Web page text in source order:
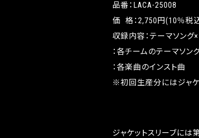
品番：LACA-25008
価 格：2,750円(10％税
収録内容：テーマソング
：各チームのテーマソン
：各楽曲のインスト曲
※初回生産分にはジャケ
ジャケットスリーブには